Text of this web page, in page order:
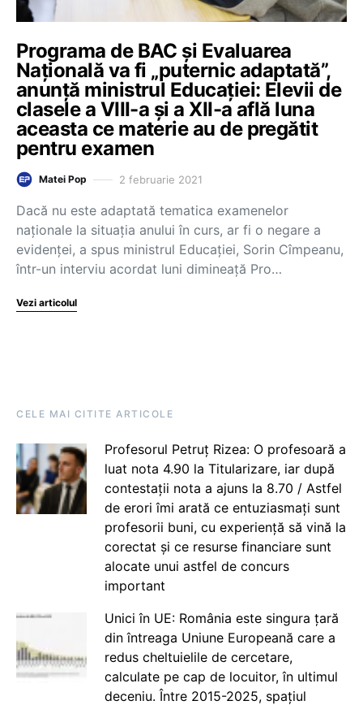
Programa de BAC și Evaluarea
Națională va fi „puternic adaptată”,
anunță ministrul Educației: Elevii de
clasele a VIII-a și a XII-a află luna
aceasta ce materie au de pregătit
pentru examen
Matei Pop 2 februarie 2021
Dacă nu este adaptată tematica examenelor
naționale la situația anului în curs, ar fi o negare a
evidenței, a spus ministrul Educației, Sorin Cîmpeanu,
într-un interviu acordat luni dimineață Pro…
Vezi articolul
CELE MAI CITITE ARTICOLE
Profesorul Petruț Rizea: O profesoară a
luat nota 4.90 la Titularizare, iar după
contestații nota a ajuns la 8.70 / Astfel
de erori îmi arată ce entuziasmați sunt
profesorii buni, cu experiență să vină la
corectat și ce resurse financiare sunt
alocate unui astfel de concurs
important
Unici în UE: România este singura țară
din întreaga Uniune Europeană care a
redus cheltuielile de cercetare,
calculate pe cap de locuitor, în ultimul
deceniu. Între 2015-2025, spațiul